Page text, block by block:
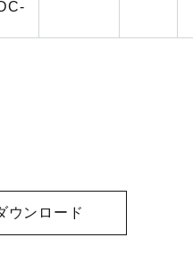
ウンロード